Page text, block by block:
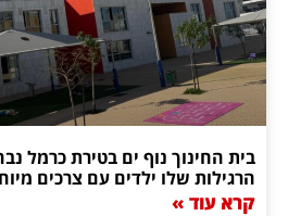
בית החינוך נוף ים בטירת כרמל
הרגילות שלו ילדים עם צרכים
קרא עוד »